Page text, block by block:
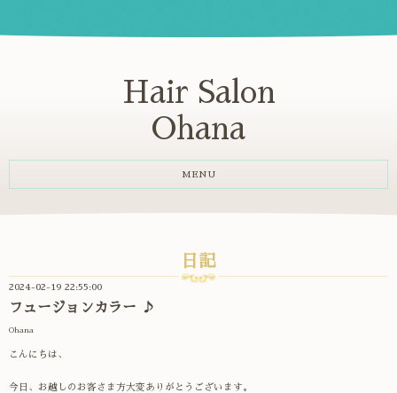
Hair Salon
Ohana
MENU
日記
2024-02-19 22:55:00
フュージョンカラー ♪
Ohana
こんにちは、
今日、お越しのお客さま方大変ありがとうございます。